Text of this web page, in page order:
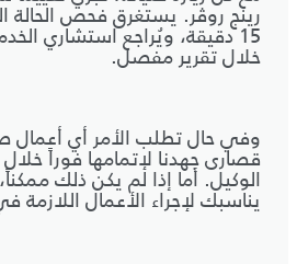
رينج روڤر. يستغرق فحص الحالة
15 دقيقة، ويُراجع استشاري
خلال تقرير مفصل.
وفي حال تطلب الأمر أي أعمال
قصارى جهدنا لإتمامها فوراً
الوكيل. أما إذا لم يكن ذلك
يناسبك لإجراء الأعمال